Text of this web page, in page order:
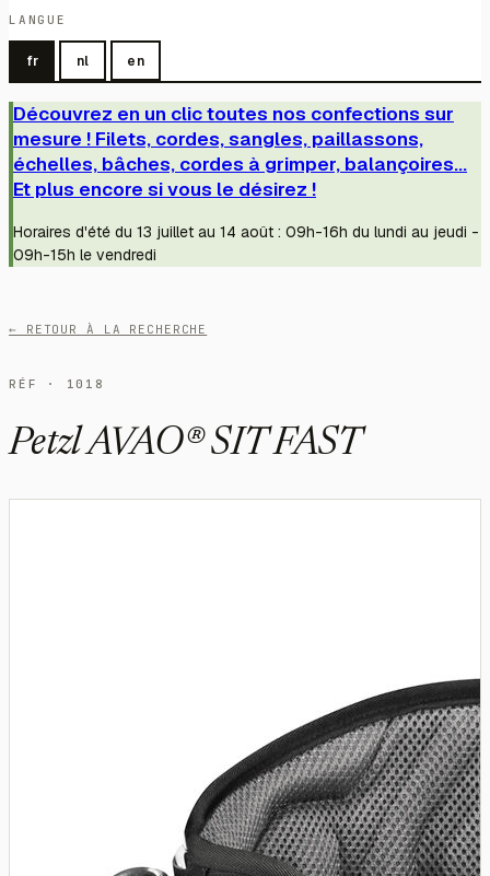
LANGUE
fr nl en
Découvrez en un clic toutes nos confections sur
mesure ! Filets, cordes, sangles, paillassons,
échelles, bâches, cordes à grimper, balançoires...
Et plus encore si vous le désirez !
Horaires d'été du 13 juillet au 14 août : 09h-16h du lundi au jeudi -
09h-15h le vendredi
← RETOUR À LA RECHERCHE
RÉF · 1018
Petzl AVAO® SIT FAST